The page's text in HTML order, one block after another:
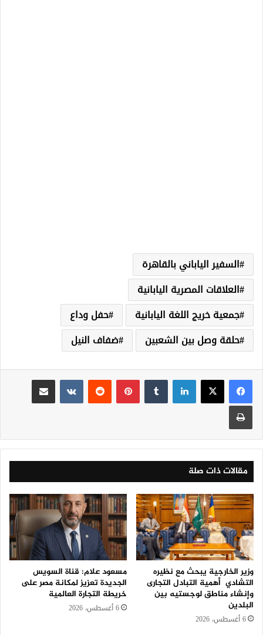
السفير الياباني بالقاهرة
العلاقات المصرية اليابانية
جمعية خريج اللغة اليابانية
حفل وداع
حلقة وصل بين الشعبين
ضفاف النيل
لينكدإن بينتيريست
مقالات ذات صلة
وزير الخارجية يبحث مع نظيره
التشادي أهمية التبادل التجارى
وإنشاء مناطق لوجستيه بين
البلدين
6 أغسطس، 2026
مسعود علام: قناة السويس
الجديدة تعزيز لمكانة مصر على
خريطة التجارة العالمية
6 أغسطس، 2026